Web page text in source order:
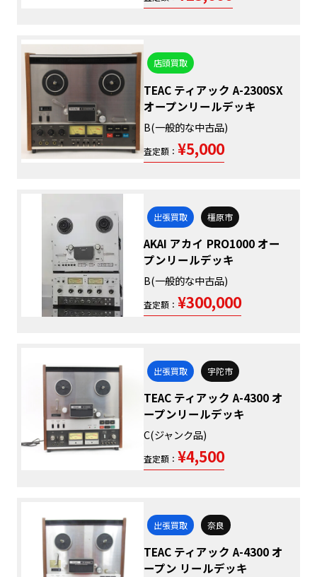
店頭買取
TEAC ティアック A-2300SX
オープンリールデッキ
B(一般的な中古品)
査定額： ¥5,000
出張買取 橿原市
AKAI アカイ PRO1000 オー
プンリールデッキ
B(一般的な中古品)
査定額： ¥300,000
出張買取 宇陀市
TEAC ティアック A-4300 オ
ープンリールデッキ
C(ジャンク品)
査定額： ¥4,500
出張買取 奈良
TEAC ティアック A-4300 オ
ープン リールデッキ